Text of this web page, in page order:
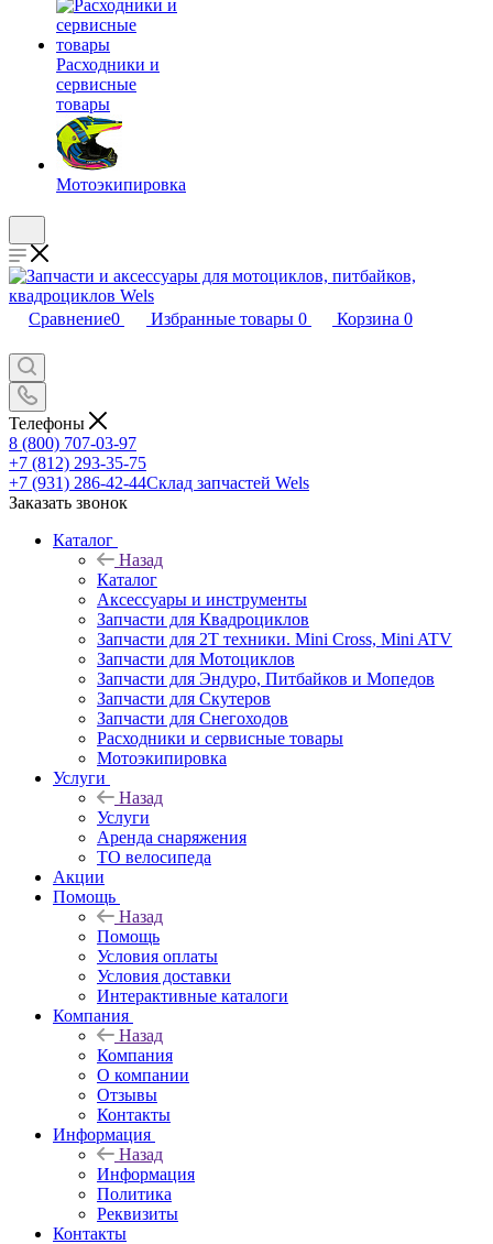
Расходники и
сервисные
товары
Мотоэкипировка
Сравнение0 Избранные товары 0 Корзина 0
Телефоны
8 (800) 707-03-97
+7 (812) 293-35-75
+7 (931) 286-42-44Склад запчастей Wels
Заказать звонок
Каталог
Назад
Каталог
Аксессуары и инструменты
Запчасти для Квадроциклов
Запчасти для 2T техники. Mini Cross, Mini ATV
Запчасти для Мотоциклов
Запчасти для Эндуро, Питбайков и Мопедов
Запчасти для Скутеров
Запчасти для Снегоходов
Расходники и сервисные товары
Мотоэкипировка
Услуги
Назад
Услуги
Аренда снаряжения
ТО велосипеда
Акции
Помощь
Назад
Помощь
Условия оплаты
Условия доставки
Интерактивные каталоги
Компания
Назад
Компания
О компании
Отзывы
Контакты
Информация
Назад
Информация
Политика
Реквизиты
Контакты